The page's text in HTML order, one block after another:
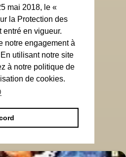
mai 2018, le «
la Protection des
entré en vigueur.
notre engagement à
utilisant notre site
à notre politique de
de cookies.